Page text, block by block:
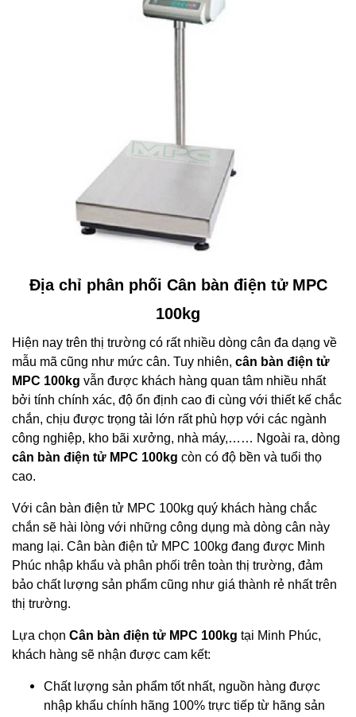
Địa chỉ phân phối Cân bàn điện tử MPC
100kg
Hiện nay trên thị trường có rất nhiều dòng cân đa dạng về
mẫu mã cũng như mức cân. Tuy nhiên, cân bàn điện tử
MPC 100kg vẫn được khách hàng quan tâm nhiều nhất
bởi tính chính xác, độ ổn định cao đi cùng với thiết kế chắc
chắn, chịu được trọng tải lớn rất phù hợp với các ngành
công nghiệp, kho bãi xưởng, nhà máy,…… Ngoài ra, dòng
cân bàn điện tử MPC 100kg còn có độ bền và tuổi thọ
cao.
Với cân bàn điện tử MPC 100kg quý khách hàng chắc
chắn sẽ hài lòng với những công dụng mà dòng cân này
mang lại. Cân bàn điện tử MPC 100kg đang được Minh
Phúc nhập khẩu và phân phối trên toàn thị trường, đảm
bảo chất lượng sản phẩm cũng như giá thành rẻ nhất trên
thị trường.
Lựa chọn Cân bàn điện tử MPC 100kg tại Minh Phúc,
khách hàng sẽ nhận được cam kết:
Chất lượng sản phẩm tốt nhất, nguồn hàng được
nhập khẩu chính hãng 100% trực tiếp từ hãng sản